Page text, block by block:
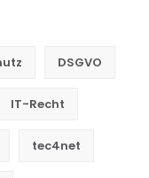
DSGVO
IT-Recht
tec4net